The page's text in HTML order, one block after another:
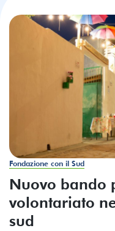
Fondazione con il Sud
Nuovo bando
volontariato
sud